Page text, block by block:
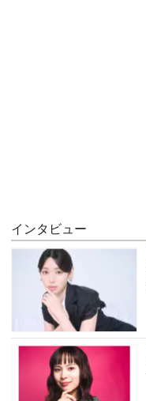
インタビュー